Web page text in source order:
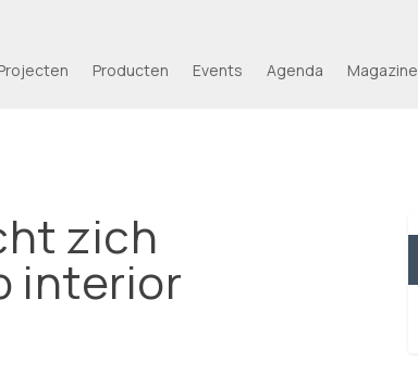
Producten Events Agenda Magazine
zich
interior